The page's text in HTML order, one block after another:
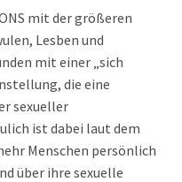
mit der größeren
Lesben und
mit einer „sich
die eine
sexueller
ist dabei laut dem
Menschen persönlich
über ihre sexuelle